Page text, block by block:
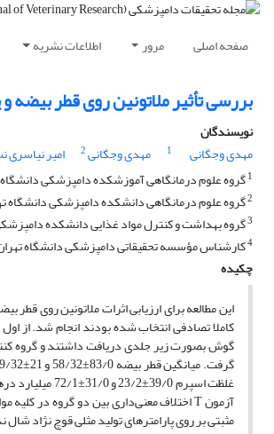
صفحه اصلی مرور اطلاعات نشریه
بررسی تأثیر ملاتونین روی قطر
نویسندگان
مهدی وجگانی
1 مهدی وجگانی2 امیر نیاسری
1گروه علوم درمانگاهی آموزشکده دامپزشکی
2گروه علوم درمانگاهی دانشکده دامپزشکی دانشگاه
3گروه بهداشت و کنترل مواد غذایی دانشکده
4کارشناس مؤسسه تحقیقاتی دامپزشکی دانشگاه
چکیده
مثبتی بر روی پارامتر‌های تولید مثلی قوچ نژاد شال